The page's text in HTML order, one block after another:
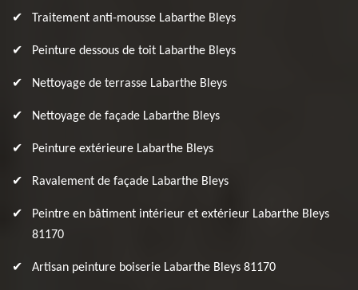
Traitement anti-mousse Labarthe Bleys
Peinture dessous de toit Labarthe Bleys
Nettoyage de terrasse Labarthe Bleys
Nettoyage de façade Labarthe Bleys
Peinture extérieure Labarthe Bleys
Ravalement de façade Labarthe Bleys
Peintre en bâtiment intérieur et extérieur Labarthe Bleys
81170
Artisan peinture boiserie Labarthe Bleys 81170